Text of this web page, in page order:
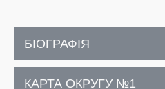
БІОГРАФІЯ
КАРТА ОКРУГУ №1